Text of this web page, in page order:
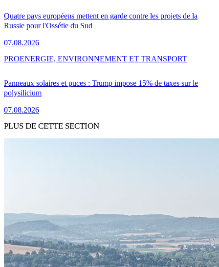
Quatre pays européens mettent en garde contre les projets de la
Russie pour l'Ossétie du Sud
07.08.2026
Panneaux solaires et puces : Trump impose 15% de taxes sur le
polysilicium
07.08.2026
PROENERGIE, ENVIRONNEMENT ET TRANSPORT
PLUS DE CETTE SECTION